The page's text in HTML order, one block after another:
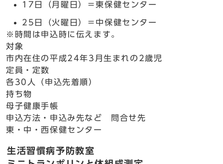
17日（月曜日）＝東保健センター
25日（火曜日）＝中保健センター
※時間は申込時に伝えます。
対象
市内在住の平成24年3月生まれの2歳児
定員・定数
各30人（申込先着順）
持ち物
母子健康手帳
申込方法・申込み先など 問合せ先
東・中・西保健センター
生活習慣病予防教室